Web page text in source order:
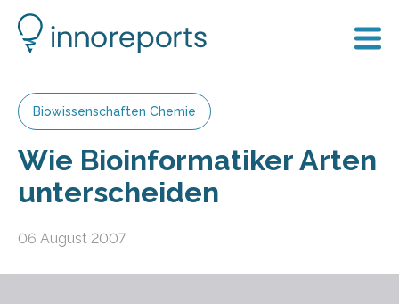
Biowissenschaften Chemie
Wie Bioinformatiker Arten
unterscheiden
06 August 2007